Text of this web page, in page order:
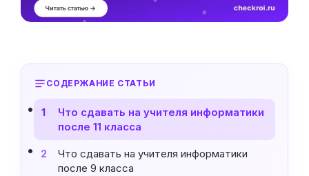
СОДЕРЖАНИЕ СТАТЬИ
1
Что сдавать на учителя информатики
после 11 класса
2
Что сдавать на учителя информатики
после 9 класса